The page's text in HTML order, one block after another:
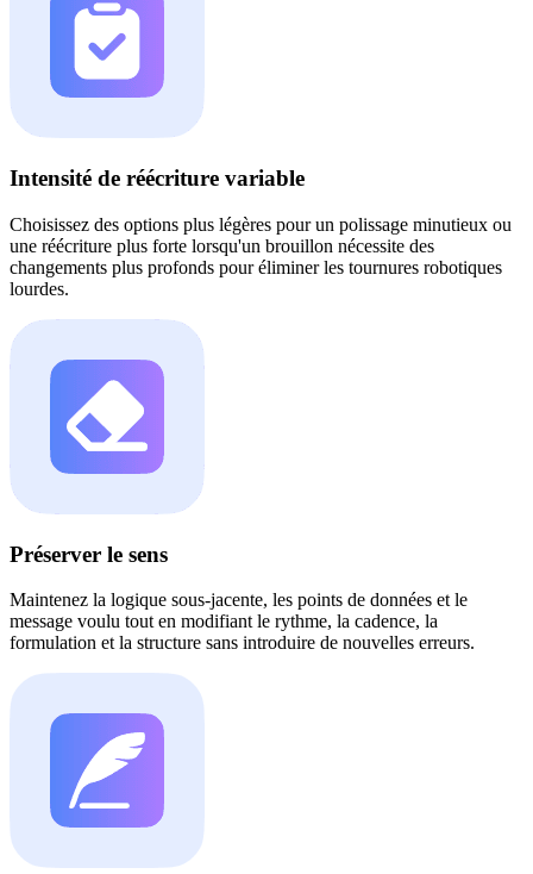
Intensité de réécriture variable
Choisissez des options plus légères pour un polissage minutieux ou
une réécriture plus forte lorsqu'un brouillon nécessite des
changements plus profonds pour éliminer les tournures robotiques
lourdes.
Préserver le sens
Maintenez la logique sous-jacente, les points de données et le
message voulu tout en modifiant le rythme, la cadence, la
formulation et la structure sans introduire de nouvelles erreurs.